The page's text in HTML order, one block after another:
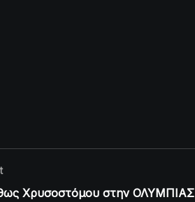
Χρυσοστόμου στην ΟΛΥΜΠΙΑΣ